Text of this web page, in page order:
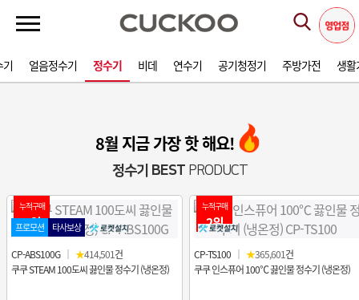
얼음정수기 정수기 비데 연수기 공기청정기 주방가전 생
8월 지금 가장 핫 해요!
정수기 BESTPRODUCT
누적구매
1위
프로모션 타사보상
CP-ABS100G ｜ ★414,501건
쿠쿠 STEAM 100도씨 끓인물 정수기 (냉온정)
누적구매
2위
CP-TS100 ｜ ★365,601건
쿠쿠 인스퓨어 100℃ 끓인물 정수기 (냉온정)